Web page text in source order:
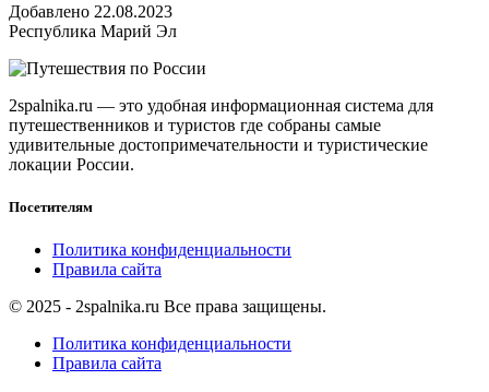
Добавлено 22.08.2023
Республика Марий Эл
2spalnika.ru — это удобная информационная система для
путешественников и туристов где собраны самые
удивительные достопримечательности и туристические
локации России.
Посетителям
Политика конфиденциальности
Правила сайта
© 2025 - 2spalnika.ru Все права защищены.
Политика конфиденциальности
Правила сайта